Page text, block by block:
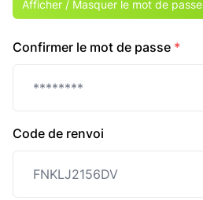
Afficher / Masquer le mot de passe
Confirmer le mot de passe *
Code de renvoi